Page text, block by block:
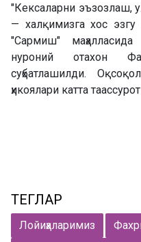
"Кексаларни эъзозлаш,
— халқимизга хос
"Сармиш"
нуроний отахон
суҳбатлашилди.
ҳикоялари катта
ТЕГЛАР
Лойиҳаларимиз